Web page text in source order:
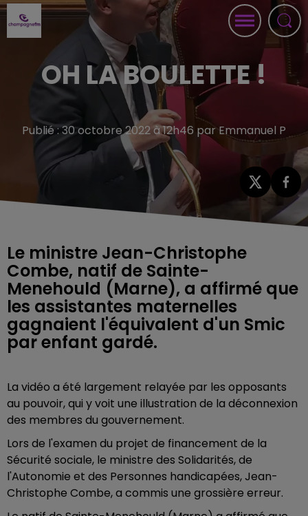
OH LA BOULETTE !
Publié : 30 octobre 2022 à 12h46 par Emmanuel P
Le ministre Jean-Christophe
Combe, natif de Sainte-
Menehould (Marne), a affirmé que
les assistantes maternelles
gagnaient l'équivalent d'un Smic
par enfant gardé.
La vidéo a été largement relayée par les opposants
au pouvoir, qui y voit une illustration de la déconnexion
des membres du gouvernement.
Lors de l'examen du projet de financement de la
Sécurité sociale, le ministre des Solidarités, de
l'Autonomie et des Personnes handicapées, Jean-
Christophe Combe, a commis une grossière erreur.